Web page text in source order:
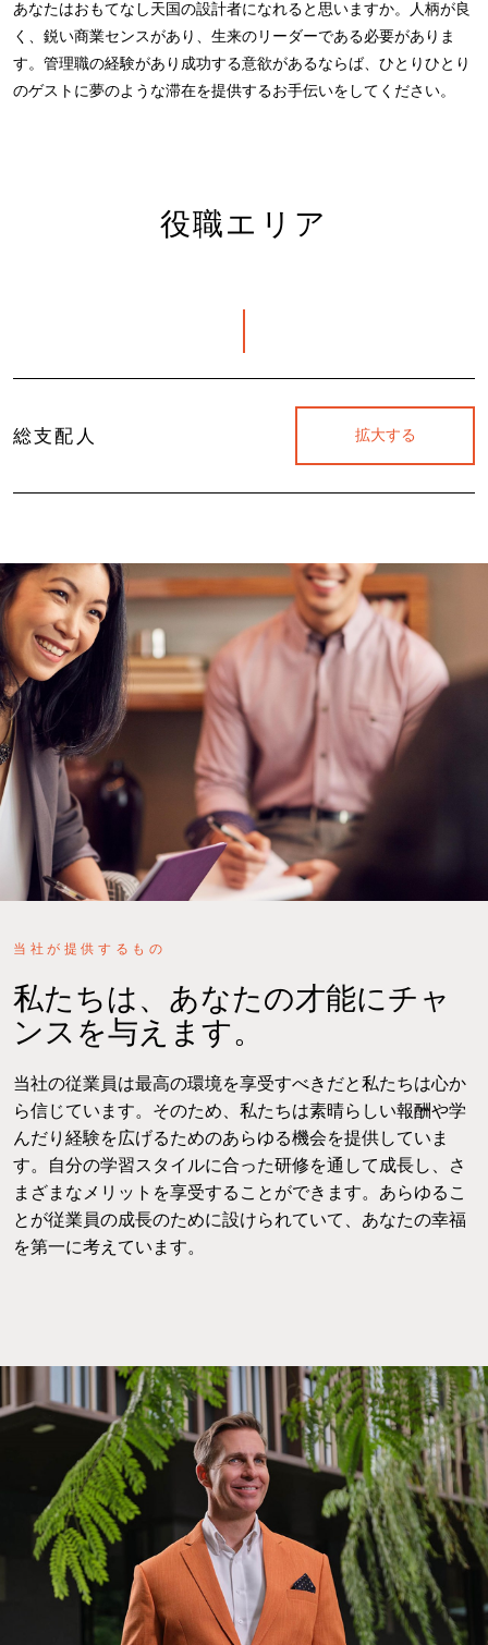
あなたはおもてなし天国の設計者になれると思いますか。人柄が良
く、鋭い商業センスがあり、生来のリーダーである必要がありま
す。管理職の経験があり成功する意欲があるならば、ひとりひとり
のゲストに夢のような滞在を提供するお手伝いをしてください。
役職エリア
総支配人 拡大する
当社が提供するもの
私たちは、あなたの才能にチャ
ンスを与えます。
当社の従業員は最高の環境を享受すべきだと私たちは心か
ら信じています。そのため、私たちは素晴らしい報酬や学
んだり経験を広げるためのあらゆる機会を提供していま
す。自分の学習スタイルに合った研修を通して成長し、さ
まざまなメリットを享受することができます。あらゆるこ
とが従業員の成長のために設けられていて、あなたの幸福
を第一に考えています。